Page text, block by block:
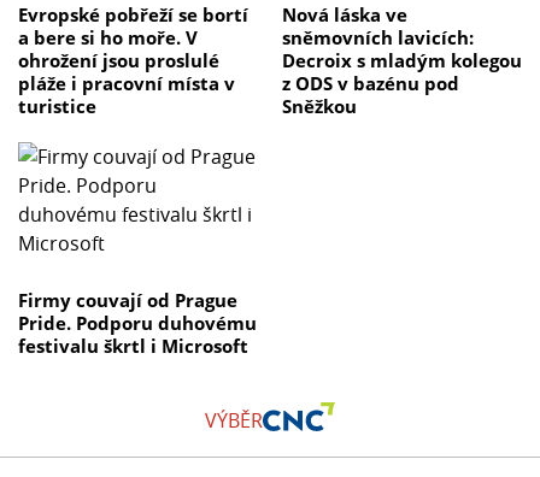
Evropské pobřeží se bortí
a bere si ho moře. V
ohrožení jsou proslulé
pláže i pracovní místa v
turistice
Nová láska ve
sněmovních lavicích:
Decroix s mladým kolegou
z ODS v bazénu pod
Sněžkou
Firmy couvají od Prague
Pride. Podporu duhovému
festivalu škrtl i Microsoft
VÝBĚR